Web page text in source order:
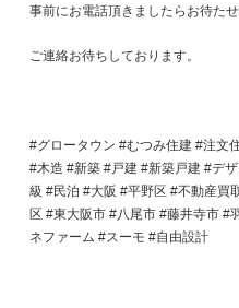
事前にお電話頂きましたらお待た
ご連絡お待ちしております。
#グロータウン #むつみ住建 #注文
#木造 #新築 #戸建 #新築戸建 #デ
級 #民泊 #大阪 #平野区 #不動産買
区 #東大阪市 #八尾市 #藤井寺市 #
ネファーム #スーモ #自由設計